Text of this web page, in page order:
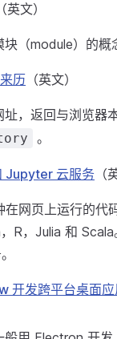
（英文）
块（module）的
历 （英文）
，返回与浏览器
。
Jupyter 云服务 （
在网页上运行的代
R，Julia 和
开发跨平台桌面应